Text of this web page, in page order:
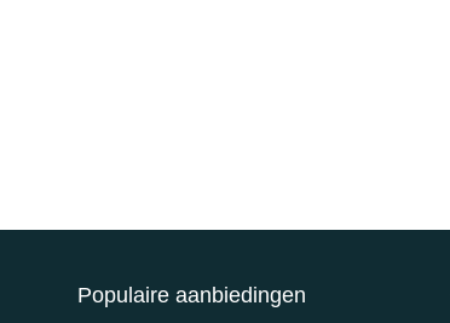
Populaire aanbiedingen